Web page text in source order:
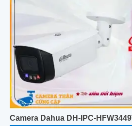
Camera Dahua DH-IPC-